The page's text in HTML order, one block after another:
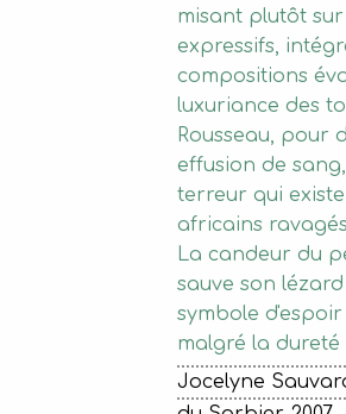
misant plutôt
expressifs,
compositions
luxuriance des
Rousseau, pour
effusion de
terreur qui
africains
La candeur du
sauve son
symbole
malgré la dureté
Jocelyne